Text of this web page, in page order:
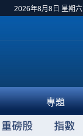
2026年8月8日 星期六
專題